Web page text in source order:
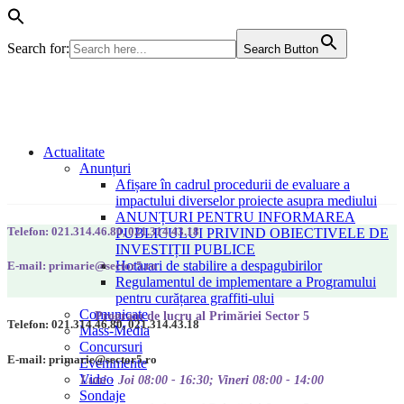
Search for: Search Button
Actualitate
Anunțuri
Afișare în cadrul procedurii de evaluare a
impactului diverselor proiecte asupra mediului
ANUNȚURI PENTRU INFORMAREA
PUBLICULUI PRIVIND OBIECTIVELE DE
INVESTIȚII PUBLICE
Hotarari de stabilire a despagubirilor
Regulamentul de implementare a Programului
pentru curățarea graffiti-ului
Comunicate
Mass-Media
Concursuri
Evenimente
Video
Sondaje
Telefon: 021.314.46.80, 021.314.43.18
E-mail: primarie@sector5.ro
Program de lucru al Primăriei Sector 5
Luni - Joi 08:00 - 16:30; Vineri 08:00 - 14:00
Telefon: 021.314.46.80, 021.314.43.18
E-mail: primarie@sector5.ro